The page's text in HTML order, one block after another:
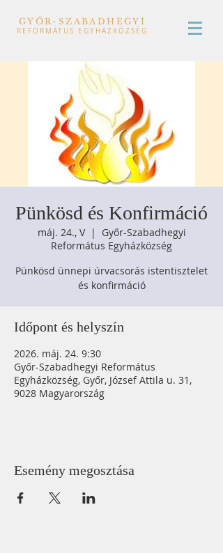
GYŐR-SZABADHEGYI
REFORMÁTUS EGYHÁZKÖZSÉG
Pünkösd és Konfirmáció
máj. 24., V
  |
Győr-Szabadhegyi
Református Egyházközség
Pünkösd ünnepi úrvacsorás istentisztelet
és konfirmáció
Időpont és helyszín
2026. máj. 24. 9:30
Győr-Szabadhegyi Református
Egyházközség, Győr, József Attila u. 31,
9028 Magyarország
Esemény megosztása